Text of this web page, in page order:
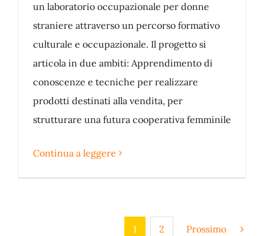
un laboratorio occupazionale per donne
straniere attraverso un percorso formativo
culturale e occupazionale. Il progetto si
articola in due ambiti: Apprendimento di
conoscenze e tecniche per realizzare
prodotti destinati alla vendita, per
strutturare una futura cooperativa femminile
Continua a leggere
1 2 Prossimo